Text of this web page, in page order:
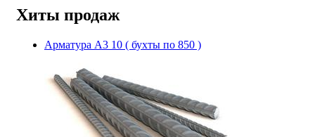
Хиты продаж
Арматура А3 10 ( бухты по 850 )